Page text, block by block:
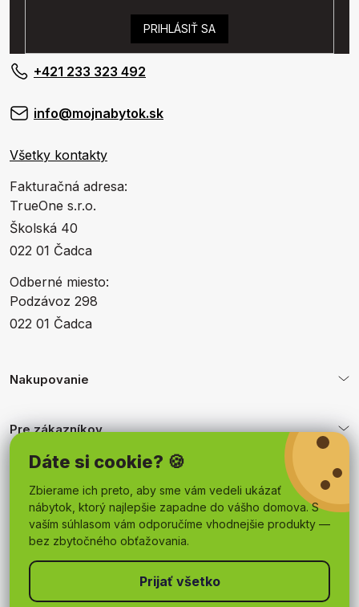
Dáte si cookie? 🍪
Zbierame ich preto, aby sme vám vedeli ukázať
nábytok, ktorý najlepšie zapadne do vášho domova. S
vaším súhlasom vám odporučíme vhodnejšie produkty —
bez zbytočného obťažovania.
PRIHLÁSIŤ SA
+421 233 323 492
info@mojnabytok.sk
Všetky kontakty
Fakturačná adresa:
TrueOne s.r.o.
Školská 40
022 01 Čadca
Odberné miesto:
Podzávoz 298
022 01 Čadca
Nakupovanie
Pre zákazníkov